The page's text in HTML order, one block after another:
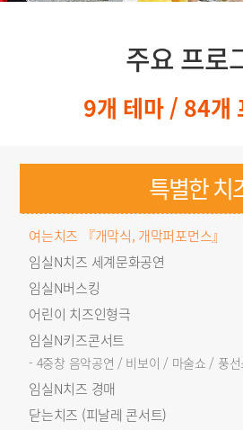
주요 프로
9개 테마 / 84개
특별한 치
여는치즈 『개막식, 개막퍼포먼스』
임실N치즈 세계문화공연
임실N버스킹
어린이 치즈인형극
임실N키즈콘서트
- 4중창 음악공연 / 비보이 / 마술쇼 / 풍선
임실N치즈 경매
닫는치즈 (피날레 콘서트)